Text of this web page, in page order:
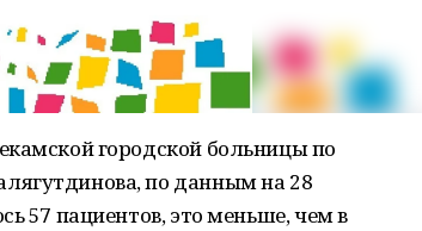
городской больницы по
по данным на 28
57 пациентов, это меньше, чем в